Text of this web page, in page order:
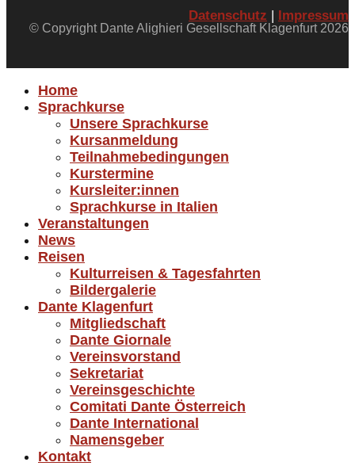
Datenschutz Impressum
© Copyright Dante Alighieri Gesellschaft Klagenfurt 2026
Home
Sprachkurse
Unsere Sprachkurse
Kursanmeldung
Teilnahmebedingungen
Kurstermine
Kursleiter:innen
Sprachkurse in Italien
Veranstaltungen
News
Reisen
Kulturreisen & Tagesfahrten
Bildergalerie
Dante Klagenfurt
Mitgliedschaft
Dante Giornale
Vereinsvorstand
Sekretariat
Vereinsgeschichte
Comitati Dante Österreich
Dante International
Namensgeber
Kontakt